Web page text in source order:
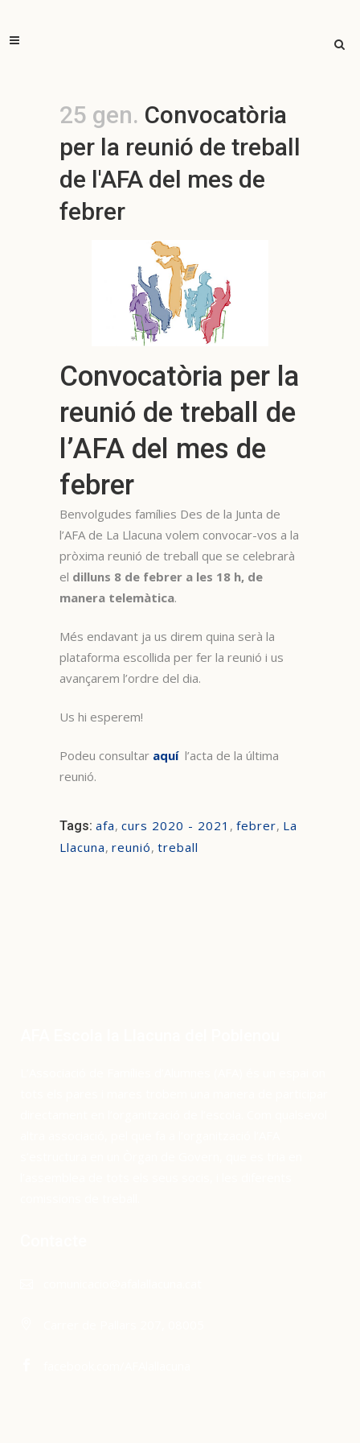
25 gen. Convocatòria
per la reunió de treball
de l'AFA del mes de
febrer
Convocatòria per la
reunió de treball de
l’AFA del mes de
febrer
Benvolgudes famílies Des de la Junta de
l’AFA de La Llacuna volem convocar-vos a la
pròxima reunió de treball que se celebrarà
el dilluns 8 de febrer a les 18 h, de
manera telemàtica.
Més endavant ja us direm quina serà la
plataforma escollida per fer la reunió i us
avançarem l’ordre del dia.
Us hi esperem!
Podeu consultar aquí l’acta de la última
reunió.
Tags: afa, curs 2020 - 2021 , febrer, La
Llacuna, reunió, treball